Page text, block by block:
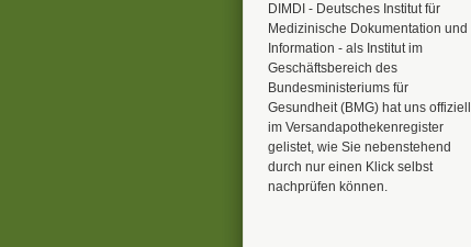
DIMDI - Deutsches Institut für
Medizinische Dokumentation und
Information - als Institut im
Geschäftsbereich des
Bundesministeriums für
Gesundheit (BMG) hat uns offiziell
im Versandapothekenregister
gelistet, wie Sie nebenstehend
durch nur einen Klick selbst
nachprüfen können.